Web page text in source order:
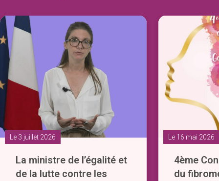
Le 3 juillet 2026
La ministre de l’égalité et
de la lutte contre les
Le 16 mai 2026
4ème
du